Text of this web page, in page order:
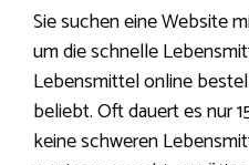
Sie suchen eine Website
um die schnelle
Lebensmittel online
beliebt. Oft dauert es nur
keine schweren